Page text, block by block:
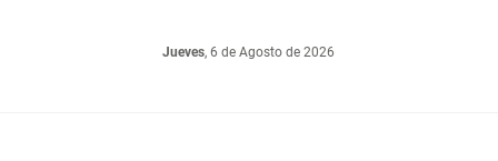
Jueves, 6 de Agosto de 2026